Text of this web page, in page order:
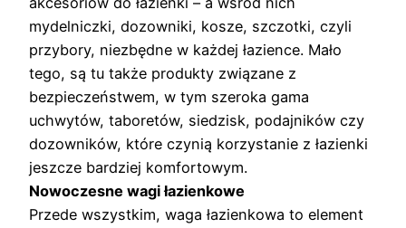
mydelniczki, dozowniki, kosze, szczotki, czyli
przybory, niezbędne w każdej łazience. Mało
tego, są tu także produkty związane z
bezpieczeństwem, w tym szeroka gama
uchwytów, taboretów, siedzisk, podajników czy
dozowników, które czynią korzystanie z łazienki
jeszcze bardziej komfortowym.
Nowoczesne wagi łazienkowe
Przede wszystkim, waga łazienkowa to element